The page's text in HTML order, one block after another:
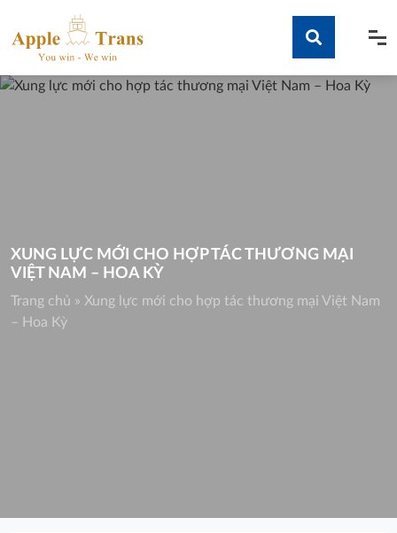
content
Tìm kiếm
XUNG LỰC MỚI CHO HỢP TÁC THƯƠNG MẠI
VIỆT NAM – HOA KỲ
Trang chủ » Xung lực mới cho hợp tác thương mại Việt Nam
– Hoa Kỳ